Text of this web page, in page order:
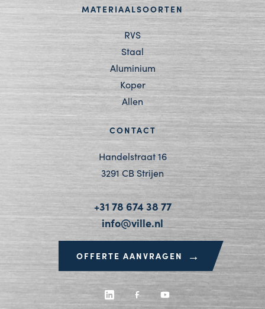
MATERIAALSOORTEN
RVS
Staal
Aluminium
Koper
Allen
CONTACT
Handelstraat 16
3291 CB Strijen
+31 78 674 38 77
info@ville.nl
OFFERTE AANVRAGEN →